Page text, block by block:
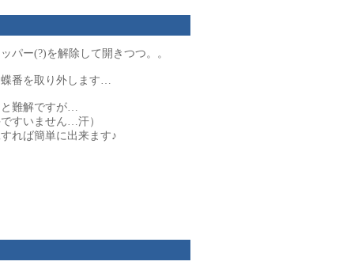
パー(?)を解除して開きつつ。。
番を取り外します…
難解ですが…
ですいません…汗）
れば簡単に出来ます♪